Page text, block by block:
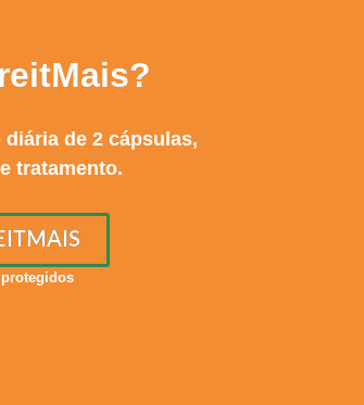
de 2 cápsulas,
tratamento.